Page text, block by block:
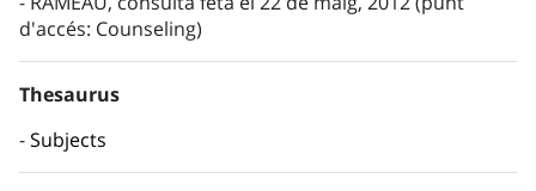
d'accés: Counseling)
Thesaurus
Subjects